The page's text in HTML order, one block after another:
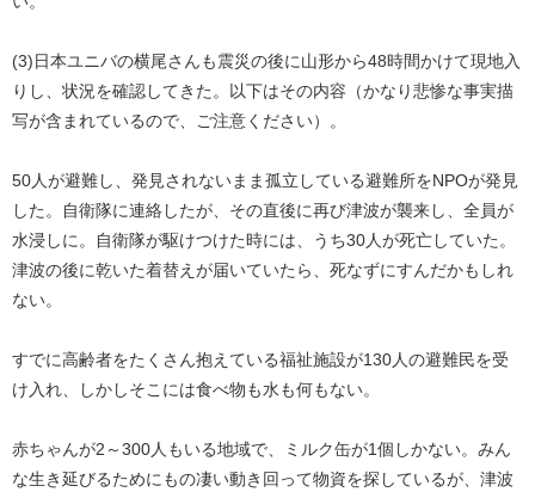
(3)日本ユニバの横尾さんも震災の後に山形から48時間かけて現地入
りし、状況を確認してきた。以下はその内容（かなり悲惨な事実描
写が含まれているので、ご注意ください）。
50人が避難し、発見されないまま孤立している避難所をNPOが発見
した。自衛隊に連絡したが、その直後に再び津波が襲来し、全員が
水浸しに。自衛隊が駆けつけた時には、うち30人が死亡していた。
津波の後に乾いた着替えが届いていたら、死なずにすんだかもしれ
ない。
すでに高齢者をたくさん抱えている福祉施設が130人の避難民を受
け入れ、しかしそこには食べ物も水も何もない。
赤ちゃんが2～300人もいる地域で、ミルク缶が1個しかない。みん
な生き延びるためにもの凄い動き回って物資を探しているが、津波